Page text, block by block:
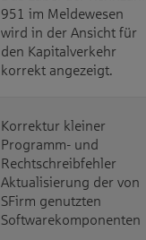
951 im Meldewesen
wird in der Ansicht für
den Kapitalverkehr
korrekt angezeigt.
Korrektur kleiner
Programm- und
Rechtschreibfehler
Aktualisierung der von
SFirm genutzten
Softwarekomponenten